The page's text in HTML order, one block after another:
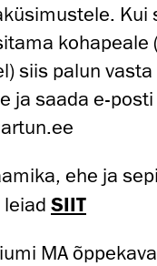
Kui
kohapeale
siis palun
ja saada e-
ehe ja
SIIT
MA